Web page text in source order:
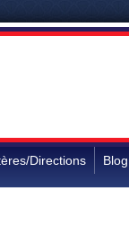
Directions Blog